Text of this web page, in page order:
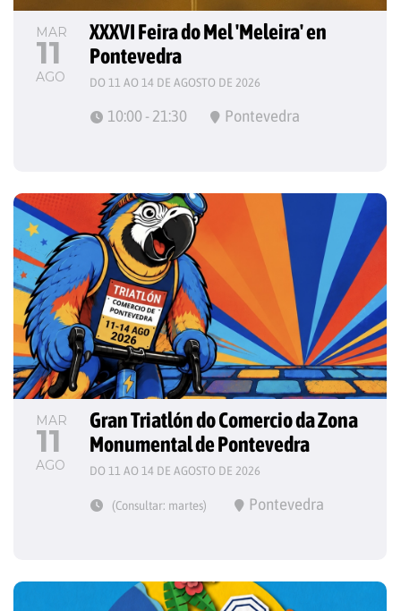
MAR
11
AGO
XXXVI Feira do Mel 'Meleira' en
Pontevedra
DO 11 AO 14 DE AGOSTO DE 2026
10:00 - 21:30 Pontevedra
MAR
11
AGO
Gran Triatlón do Comercio da Zona
Monumental de Pontevedra
DO 11 AO 14 DE AGOSTO DE 2026
(Consultar: martes) Pontevedra